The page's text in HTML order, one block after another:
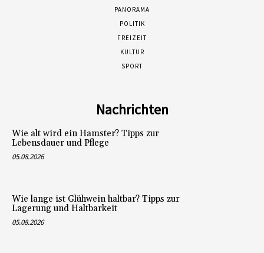
PANORAMA
POLITIK
FREIZEIT
KULTUR
SPORT
Nachrichten
Wie alt wird ein Hamster? Tipps zur
Lebensdauer und Pflege
05.08.2026
Wie lange ist Glühwein haltbar? Tipps zur
Lagerung und Haltbarkeit
05.08.2026